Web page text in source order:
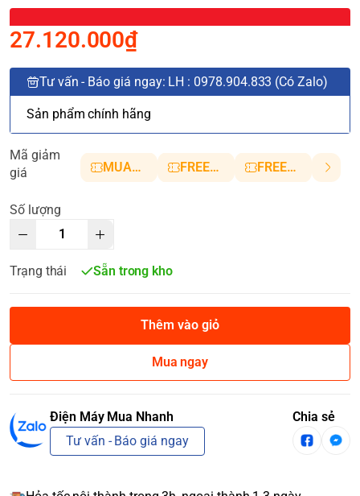
27.120.000₫
Tư vấn - Báo giá ngay: LH : 0978.904.833 (Có Zalo)
Sản phẩm chính hãng
Mã giảm
giá
MUANHANH01 FREESHIP5 FREESHIP10
Số lượng
Trạng thái Sẵn trong kho
Thêm vào giỏ
Mua ngay
Điện Máy Mua Nhanh
Tư vấn - Báo giá ngay
Chia sẻ